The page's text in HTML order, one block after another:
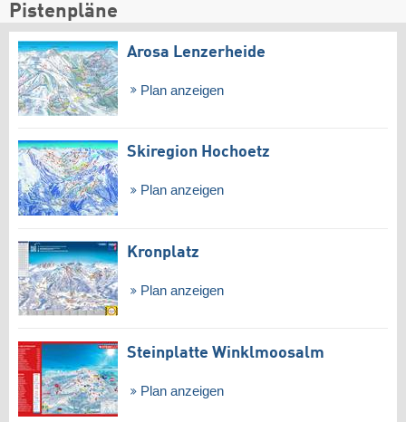
Pistenpläne
Arosa Lenzerheide
Plan anzeigen
Skiregion Hochoetz
Plan anzeigen
Kronplatz
Plan anzeigen
Steinplatte Winklmoosalm
Plan anzeigen